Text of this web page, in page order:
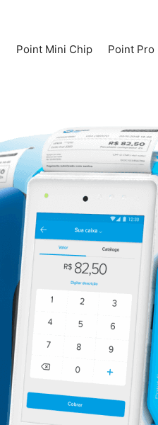
Point Mini Chip Point Pro